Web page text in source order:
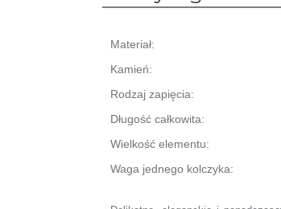
Materiał:
Kamień:
Rodzaj zapięcia:
Długość całkowita:
Wielkość elementu:
Waga jednego kolczyka: